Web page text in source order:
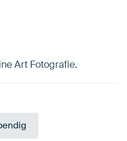
Art Fotografie.